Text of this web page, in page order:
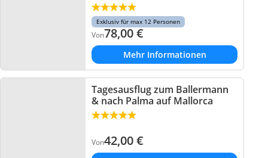
Exklusiv für max 12 Personen
Von78,00€
Mehr Informationen
Tagesausflug zum Ballermann
& nach Palma auf Mallorca
Von42,00€